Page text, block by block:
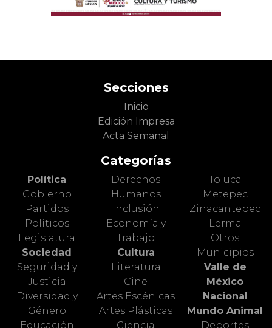
Secciones
Inicio
Edición Impresa
Acta Semanal
Categorías
Política
Gobierno
Partidos
Políticos
Legislatura
Sociedad
Seguridad y
Justicia
Diversidad y
Género
Educación
Derechos
Humanos
Inclusión
Economía y
Trabajo
Cultura
Literatura
Cine
Artes Escénicas
Artes Plásticas
Ciencia
Toluca
Metepec
Zinacantepec
Lerma
Otros
Municipios
Valle de
México
Nacional
Mundo Animal
Deportes